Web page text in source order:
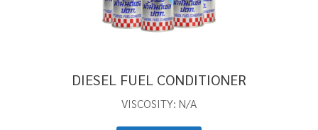
DIESEL FUEL CONDITIONER
VISCOSITY: N/A